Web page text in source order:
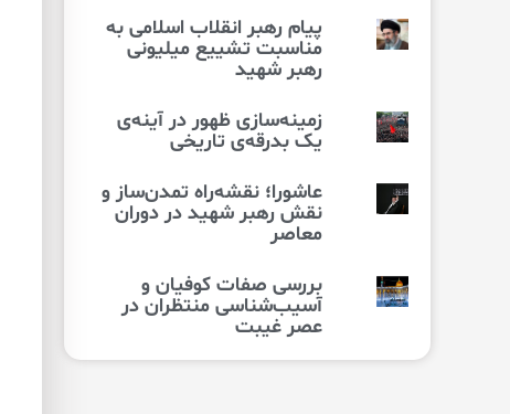
پیام رهبر انقلاب اسلامی به
مناسبت تشییع میلیونی
رهبر شهید
زمینه‌سازی ظهور در آینه‌ی
یک بدرقه‌ی تاریخی
عاشورا؛ نقشه‌راه تمدن‌ساز و
نقش رهبر شهید در دوران
معاصر
بررسی صفات کوفیان و
آسیب‌شناسی منتظران در
عصر غیبت